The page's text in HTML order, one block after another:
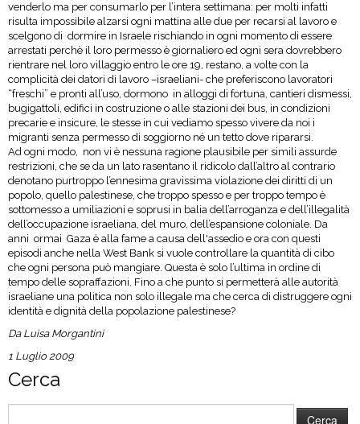
venderlo ma per consumarlo per l’intera settimana: per molti infatti
risulta impossibile alzarsi ogni mattina alle due per recarsi al lavoro e
scelgono di dormire in Israele rischiando in ogni momento di essere
arrestati perchè il loro permesso è giornaliero ed ogni sera dovrebbero
rientrare nel loro villaggio entro le ore 19, restano, a volte con la
complicità dei datori di lavoro –israeliani- che preferiscono lavoratori
“freschi” e pronti all’uso, dormono in alloggi di fortuna, cantieri dismessi,
bugigattoli, edifici in costruzione o alle stazioni dei bus, in condizioni
precarie e insicure, le stesse in cui vediamo spesso vivere da noi i
migranti senza permesso di soggiorno né un tetto dove ripararsi.
Ad ogni modo, non vi è nessuna ragione plausibile per simili assurde
restrizioni, che se da un lato rasentano il ridicolo dall’altro al contrario
denotano purtroppo l’ennesima gravissima violazione dei diritti di un
popolo, quello palestinese, che troppo spesso e per troppo tempo è
sottomesso a umiliazioni e soprusi in balia dell’arroganza e dell’illegalità
dell’occupazione israeliana, del muro, dell’espansione coloniale. Da
anni ormai Gaza è alla fame a causa dell'assedio e ora con questi
episodi anche nella West Bank si vuole controllare la quantità di cibo
che ogni persona può mangiare. Questa è solo l’ultima in ordine di
tempo delle sopraffazioni. Fino a che punto si permetterà alle autorità
israeliane una politica non solo illegale ma che cerca di distruggere ogni
identità e dignità della popolazione palestinese?
Da Luisa Morgantini
1 Luglio 2009
Cerca